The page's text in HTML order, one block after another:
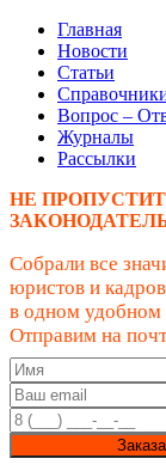
Главная
Новости
Статьи
Вопрос –
Журналы
Рассылки
НЕ
Собрали все
юристов и
в одном удобном
Отправим на